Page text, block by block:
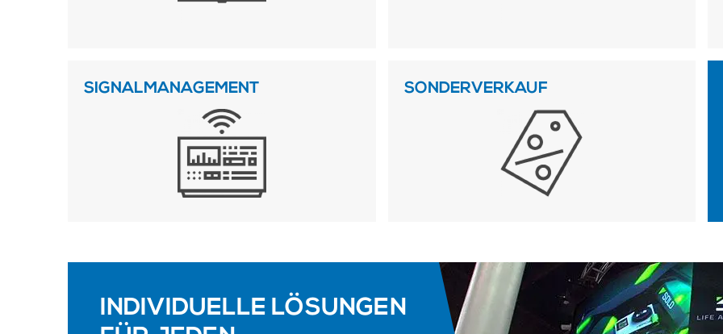
SIGNALMANAGEMENT SONDERVERKAUF
INDIVIDUELLE LÖSUNGEN